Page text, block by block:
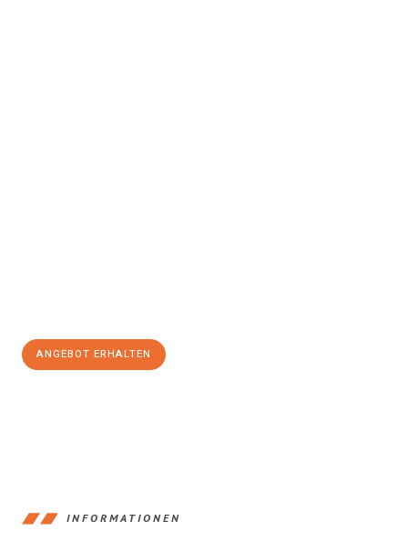
ANGEBOT ERHALTEN
INFORMATIONEN